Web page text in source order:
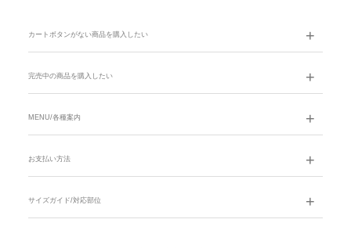
カートボタンがない商品を購入したい
完売中の商品を購入したい
MENU/各種案内
お支払い方法
サイズガイド/対応部位